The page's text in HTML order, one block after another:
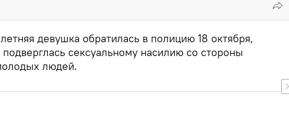
девушка обратилась в полицию 18 октября,
сексуальному насилию со стороны
людей.